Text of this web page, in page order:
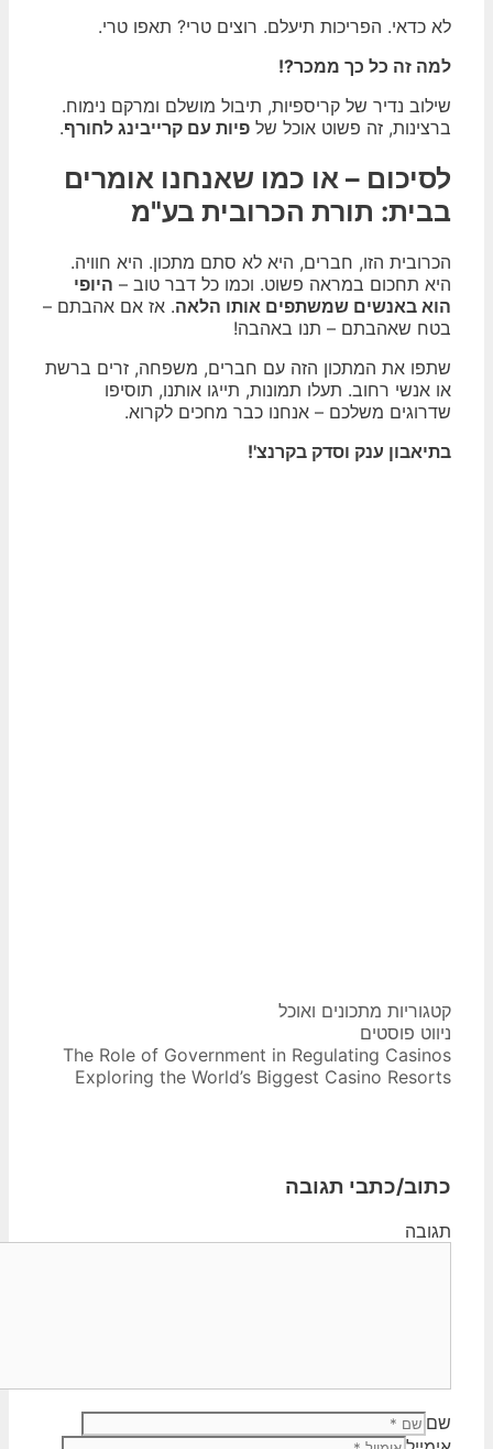
לא כדאי. הפריכות תיעלם. רוצים טרי? תאפו טרי.
למה זה כל כך ממכר?!
שילוב נדיר של קריספיות, תיבול מושלם ומרקם נימוח.
ברצינות, זה פשוט אוכל שלפיות עם קרייבינג לחורף.
לסיכום – או כמו שאנחנו אומרים
בבית: תורת הכרובית בע"מ
הכרובית הזו, חברים, היא לא סתם מתכון. היא חוויה.
היא תחכום במראה פשוט. וכמו כל דבר טוב –היופי
הוא באנשים שמשתפים אותו הלאה. אז אם אהבתם –
בטח שאהבתם – תנו באהבה!
שתפו את המתכון הזה עם חברים, משפחה, זרים ברשת
או אנשי רחוב. תעלו תמונות, תייגו אותנו, תוסיפו
שדרוגים משלכם – אנחנו כבר מחכים לקרוא.
בתיאבון ענק וסדק בקרנצ'!
קטגוריותמתכונים ואוכל
ניווט פוסטים
The Role of Government in Regulating Casinos
Exploring the World’s Biggest Casino Resorts
כתוב/כתבי תגובה
תגובה
שם